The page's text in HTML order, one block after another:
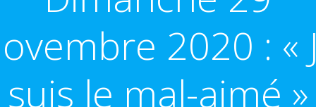
2020 : «
suis le mal-aimé »